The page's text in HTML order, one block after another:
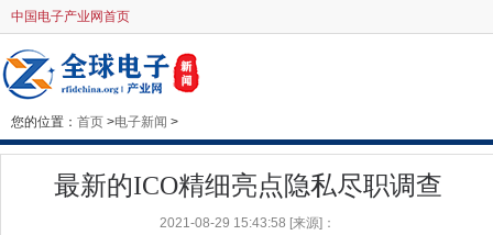
中国电子产业网首页
您的位置： 首页 >电子新闻 >
最新的ICO精细亮点隐私尽职调查
2021-08-29 15:43:58 [来源]：